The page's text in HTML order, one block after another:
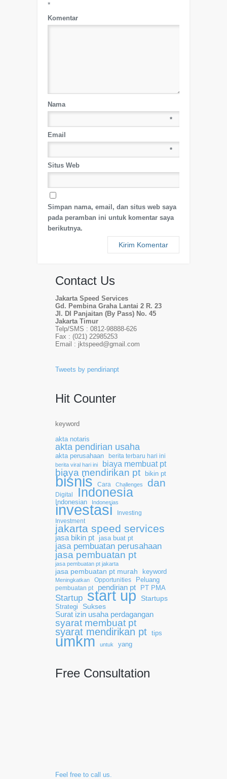
*
Komentar
Nama
*
Email
*
Situs Web
Simpan nama, email, dan situs web saya
pada peramban ini untuk komentar saya
berikutnya.
Contact Us
Jakarta Speed Services
Gd. Pembina Graha Lantai 2 R. 23
Jl. DI Panjaitan (By Pass) No. 45
Jakarta Timur
Telp/SMS : 0812-98888-626
Fax : (021) 22985253
Email : jktspeed@gmail.com
Tweets by pendirianpt
Hit Counter
keyword
akta notaris
akta pendirian usaha
akta perusahaan berita terbaru hari ini
berita viral hari ini biaya membuat pt
biaya mendirikan pt bikin pt
bisnis Cara Challenges dan
Digital Indonesia
Indonesian Indonesias
investasi
Investing
Investment
jakarta speed services
jasa bikin pt jasa buat pt
jasa pembuatan perusahaan
jasa pembuatan pt
jasa pembuatan pt jakarta
jasa pembuatan pt murah keyword
Meningkatkan Opportunities Peluang
pembuatan pt pendirian pt PT PMA
Startup start up Startups
Strategi
Sukses
Surat izin usaha perdagangan
syarat membuat pt
syarat mendirikan pt tips
umkm untuk yang
Free Consultation
Feel free to call us.